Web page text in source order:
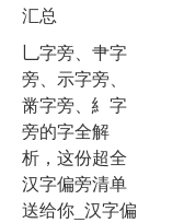
汇总
乚字旁、肀字
旁、示字旁、
黹字旁、糹字
旁的字全解
析，这份超全
汉字偏旁清单
送给你_汉字偏